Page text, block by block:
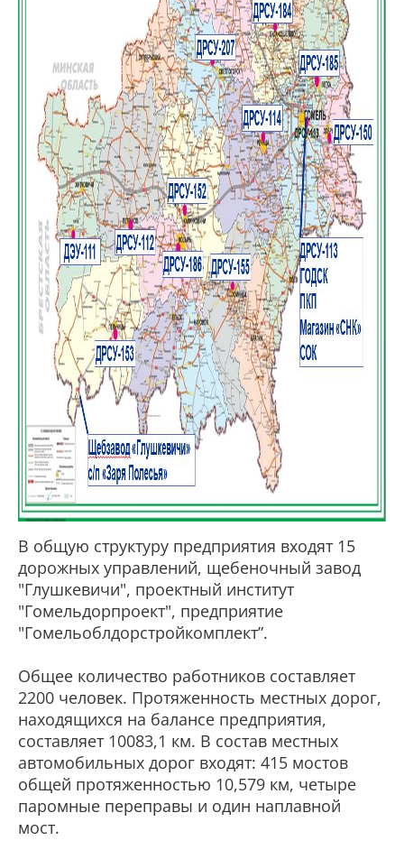
В общую структуру предприятия входят 15
дорожных управлений, щебеночный завод
"Глушкевичи", проектный институт
"Гомельдорпроект", предприятие
"Гомельоблдорстройкомплект”.
Общее количество работников составляет
2200 человек. Протяженность местных дорог,
находящихся на балансе предприятия,
составляет 10083,1 км. В состав местных
автомобильных дорог входят: 415 мостов
общей протяженностью 10,579 км, четыре
паромные переправы и один наплавной
мост.